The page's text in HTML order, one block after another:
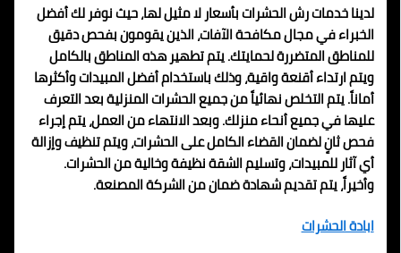
لدينا خدمات رش الحشرات بأسعار لا مثيل لها، حيث نوفر لك أفضل
الخبراء في مجال مكافحة الآفات، الذين يقومون بفحص دقيق
للمناطق المتضررة لحمايتك. يتم تطهير هذه المناطق بالكامل
ويتم ارتداء أقنعة واقية، وذلك باستخدام أفضل المبيدات وأكثرها
أماناً. يتم التخلص نهائياً من جميع الحشرات المنزلية بعد التعرف
عليها في جميع أنحاء منزلك. وبعد الانتهاء من العمل، يتم إجراء
فحص ثانٍ لضمان القضاء الكامل على الحشرات، ويتم تنظيف وإزالة
أي آثار للمبيدات، وتسليم الشقة نظيفة وخالية من الحشرات.
وأخيراً، يتم تقديم شهادة ضمان من الشركة المصنعة.
ابادة الحشرات